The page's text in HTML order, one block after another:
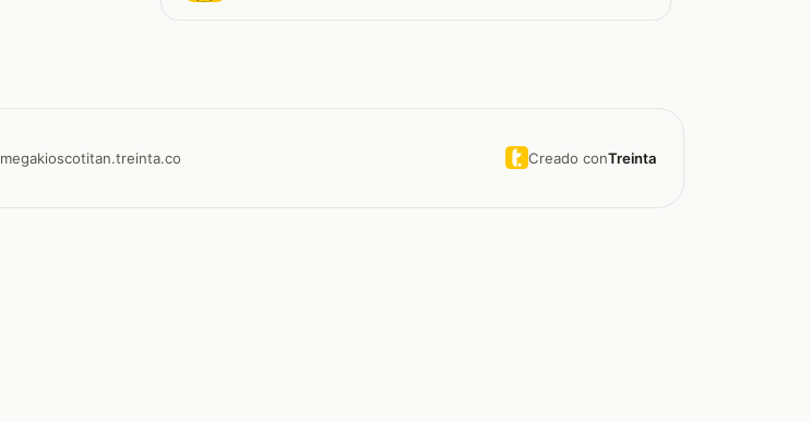
megakioscotitan.treinta.co Creado conTreinta